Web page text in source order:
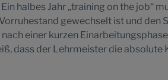
halbes Jahr „training on the job“
gewechselt ist und den
einer kurzen
dass der Lehrmeister die absolute